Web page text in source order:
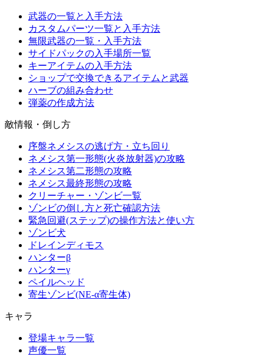
武器の一覧と入手方法
カスタムパーツ一覧と入手方法
無限武器の一覧・入手方法
サイドパックの入手場所一覧
キーアイテムの入手方法
ショップで交換できるアイテムと武器
ハーブの組み合わせ
弾薬の作成方法
敵情報・倒し方
序盤ネメシスの逃げ方・立ち回り
ネメシス第一形態(火炎放射器)の攻略
ネメシス第二形態の攻略
ネメシス最終形態の攻略
クリーチャー・ゾンビ一覧
ゾンビの倒し方と死亡確認方法
緊急回避(ステップ)の操作方法と使い方
ゾンビ犬
ドレインディモス
ハンターβ
ハンターγ
ペイルヘッド
寄生ゾンビ(NE-α寄生体)
キャラ
登場キャラ一覧
声優一覧